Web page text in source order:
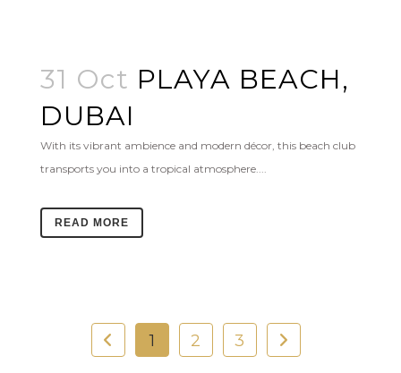
31 Oct PLAYA BEACH,
DUBAI
With its vibrant ambience and modern décor, this beach club
transports you into a tropical atmosphere....
READ MORE
1 2 3